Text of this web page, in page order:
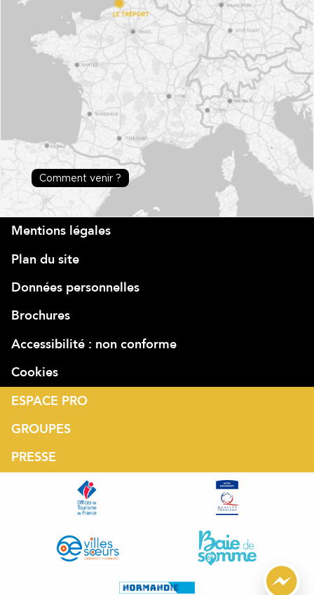
Comment venir ?
Mentions légales
Plan du site
Données personnelles
Brochures
Accessibilité : non conforme
Cookies
ESPACE PRO
GROUPES
PRESSE